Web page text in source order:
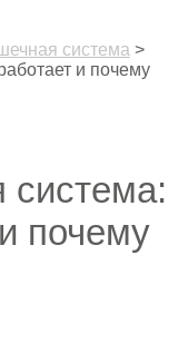
система >
и почему
почему